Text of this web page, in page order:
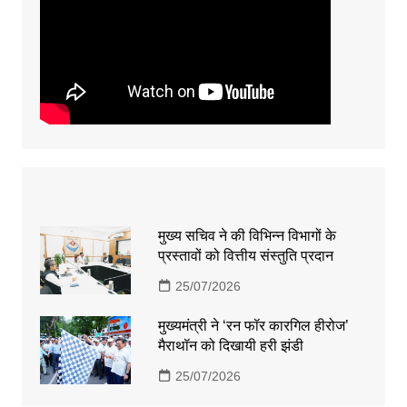
मुख्य सचिव ने की विभिन्न विभागों के
प्रस्तावों को वित्तीय संस्तुति प्रदान
25/07/2026
मुख्यमंत्री ने ‘रन फॉर कारगिल हीरोज’
मैराथॉन को दिखायी हरी झंडी
25/07/2026